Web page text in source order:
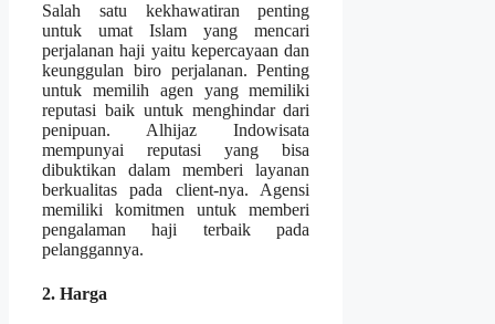
Salah satu kekhawatiran penting
untuk umat Islam yang mencari
perjalanan haji yaitu kepercayaan dan
keunggulan biro perjalanan. Penting
untuk memilih agen yang memiliki
reputasi baik untuk menghindar dari
penipuan. Alhijaz Indowisata
mempunyai reputasi yang bisa
dibuktikan dalam memberi layanan
berkualitas pada client-nya. Agensi
memiliki komitmen untuk memberi
pengalaman haji terbaik pada
pelanggannya.
2. Harga